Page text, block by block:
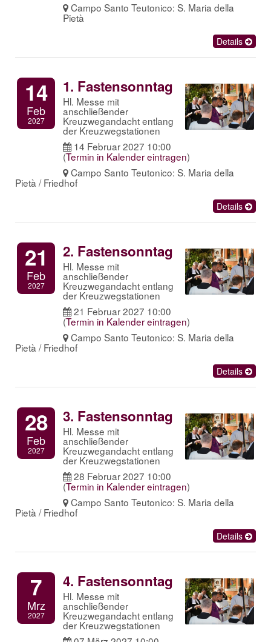
Campo Santo Teutonico: S. Maria della
Pietà
Details
14
Feb
2027
1. Fastensonntag
Hl. Messe mit
anschließender
Kreuzwegandacht entlang
der Kreuzwegstationen
14 Februar 2027 10:00
(Termin in Kalender eintragen)
Campo Santo Teutonico: S. Maria della
Pietà / Friedhof
Details
21
Feb
2027
2. Fastensonntag
Hl. Messe mit
anschließender
Kreuzwegandacht entlang
der Kreuzwegstationen
21 Februar 2027 10:00
(Termin in Kalender eintragen)
Campo Santo Teutonico: S. Maria della
Pietà / Friedhof
Details
28
Feb
2027
3. Fastensonntag
Hl. Messe mit
anschließender
Kreuzwegandacht entlang
der Kreuzwegstationen
28 Februar 2027 10:00
(Termin in Kalender eintragen)
Campo Santo Teutonico: S. Maria della
Pietà / Friedhof
Details
7
Mrz
2027
4. Fastensonntag
Hl. Messe mit
anschließender
Kreuzwegandacht entlang
der Kreuzwegstationen